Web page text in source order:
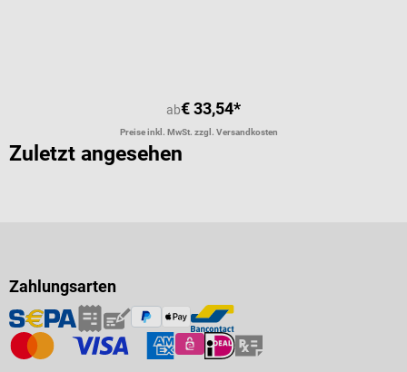
ab€ 33,54*
Preise inkl. MwSt. zzgl. Versandkosten
Zuletzt angesehen
Zahlungsarten